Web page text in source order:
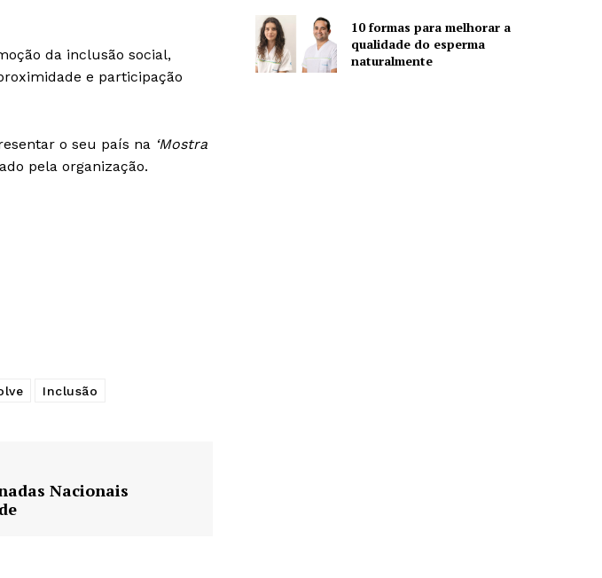
ser Assinante
da inclusão social,
e participação
o seu país na ‘Mostra
pela organização.
Inclusão
Nacionais
10 formas para melhorar a
qualidade do esperma
naturalmente